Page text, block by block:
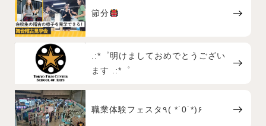
節分
.:*゜明けましておめでとうござい
ます .:*゜
職業体験フェスタ٩( *˙0˙*)۶